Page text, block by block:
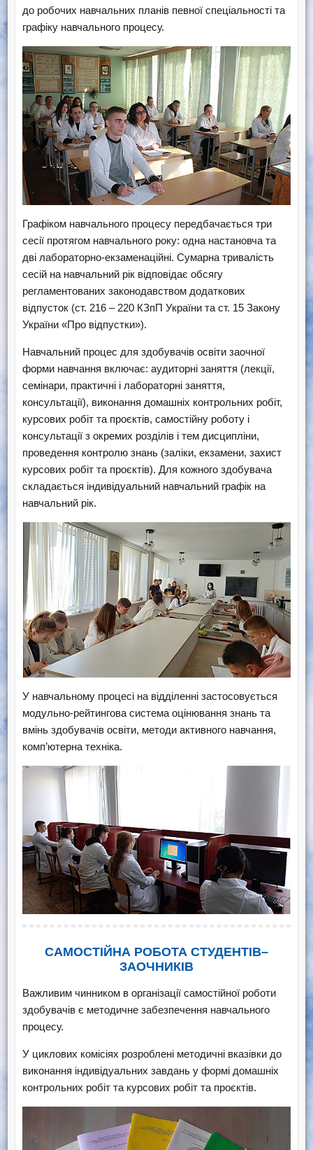
до робочих навчальних планів певної спеціальності та
графіку навчального процесу.
Графіком навчального процесу передбачається три
сесії протягом навчального року: одна настановча та
дві лабораторно-екзаменаційні. Сумарна тривалість
сесій на навчальний рік відповідає обсягу
регламентованих законодавством додаткових
відпусток (ст. 216 – 220 КЗпП України та ст. 15 Закону
України «Про відпустки»).
Навчальний процес для здобувачів освіти заочної
форми навчання включає: аудиторні заняття (лекції,
семінари, практичні і лабораторні заняття,
консультації), виконання домашніх контрольних робіт,
курсових робіт та проєктів, самостійну роботу і
консультації з окремих розділів і тем дисципліни,
проведення контролю знань (заліки, екзамени, захист
курсових робіт та проєктів). Для кожного здобувача
складається індивідуальний навчальний графік на
навчальний рік.
У навчальному процесі на відділенні застосовується
модульно-рейтингова система оцінювання знань та
вмінь здобувачів освіти, методи активного навчання,
комп’ютерна техніка.
САМОСТІЙНА РОБОТА СТУДЕНТІВ–
ЗАОЧНИКІВ
Важливим чинником в організації самостійної роботи
здобувачів є методичне забезпечення навчального
процесу.
У циклових комісіях розроблені методичні вказівки до
виконання індивідуальних завдань у формі домашніх
контрольних робіт та курсових робіт та проєктів.